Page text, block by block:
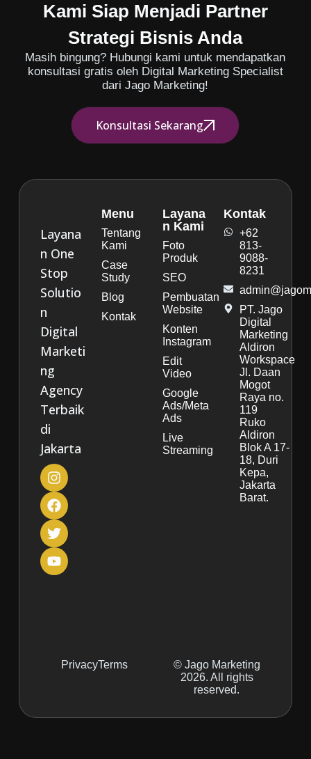
Kami Siap Menjadi Partner
Strategi Bisnis Anda
Masih bingung? Hubungi kami untuk mendapatkan
konsultasi gratis oleh Digital Marketing Specialist
dari Jago Marketing!
Konsultasi Sekarang
Layana
n One
Stop
Solutio
n
Digital
Marketi
ng
Agency
Terbaik
di
Jakarta
Menu
Tentang
Kami
Case
Study
Blog
Kontak
Layana
n Kami
Foto
Produk
SEO
Pembuatan
Website
Konten
Instagram
Edit
Video
Google
Ads/Meta
Ads
Live
Streaming
Kontak
+62
813-
9088-
8231
PT. Jago
Digital
Marketing
Aldiron
Workspace
Jl. Daan
Mogot
Raya no.
119
Ruko
Aldiron
Blok A 17-
18, Duri
Kepa,
Jakarta
Barat.
PrivacyTerms
© Jago Marketing
2026. All rights
reserved.